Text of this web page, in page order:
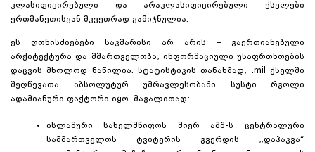
კლასიფიცირებული და არაკლასიფიცირებული ქსელები
ერთმანეთისგან მკვეთრად გამიჯნულია.
ეს ღონისძიებები საკმარისი არ არის – გაერთიანებული
არქიტექტურა და მმართველობა, ინფორმაციული უსაფრთხოების
დაცვის მხოლოდ ნაწილია. სტატისტიკის თანახმად, .mil ქსელში
შეღწევათა აბსოლუტურ უმრავლესობაში სუსტი რგოლი
ადამიანური ფაქტორი იყო. მაგალითად:
ისლამური სახელმწიფოს მიერ აშშ-ს ცენტრალური
სამმართველოს ტვიტერის გვერდის „დაჰაკვა“